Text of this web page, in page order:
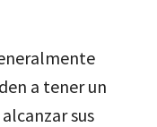
a tener un
sus